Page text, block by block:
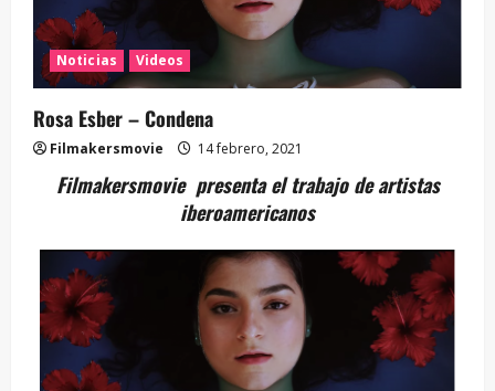
Noticias Videos
Rosa Esber – Condena
Filmakersmovie 14 febrero, 2021
Filmakersmovie presenta el trabajo de artistas
iberoamericanos